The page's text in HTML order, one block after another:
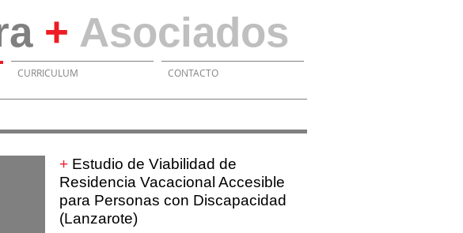
+ Asociados
CURRICULUM CONTACTO
+ Estudio de Viabilidad de
Residencia Vacacional Accesible
para Personas con Discapacidad
(Lanzarote)